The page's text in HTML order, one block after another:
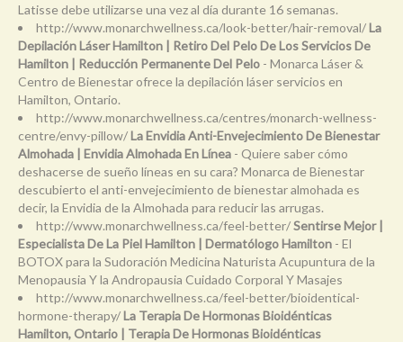
Latisse debe utilizarse una vez al día durante 16 semanas.
http://www.monarchwellness.ca/look-better/hair-removal/La
Depilación Láser Hamilton | Retiro Del Pelo De Los Servicios De
Hamilton | Reducción Permanente Del Pelo - Monarca Láser &
Centro de Bienestar ofrece la depilación láser servicios en
Hamilton, Ontario.
http://www.monarchwellness.ca/centres/monarch-wellness-
centre/envy-pillow/La Envidia Anti-Envejecimiento De Bienestar
Almohada | Envidia Almohada En Línea - Quiere saber cómo
deshacerse de sueño líneas en su cara? Monarca de Bienestar
descubierto el anti-envejecimiento de bienestar almohada es
decir, la Envidia de la Almohada para reducir las arrugas.
http://www.monarchwellness.ca/feel-better/Sentirse Mejor |
Especialista De La Piel Hamilton | Dermatólogo Hamilton - El
BOTOX para la Sudoración Medicina Naturista Acupuntura de la
Menopausia Y la Andropausia Cuidado Corporal Y Masajes
http://www.monarchwellness.ca/feel-better/bioidentical-
hormone-therapy/La Terapia De Hormonas Bioidénticas
Hamilton, Ontario | Terapia De Hormonas Bioidénticas